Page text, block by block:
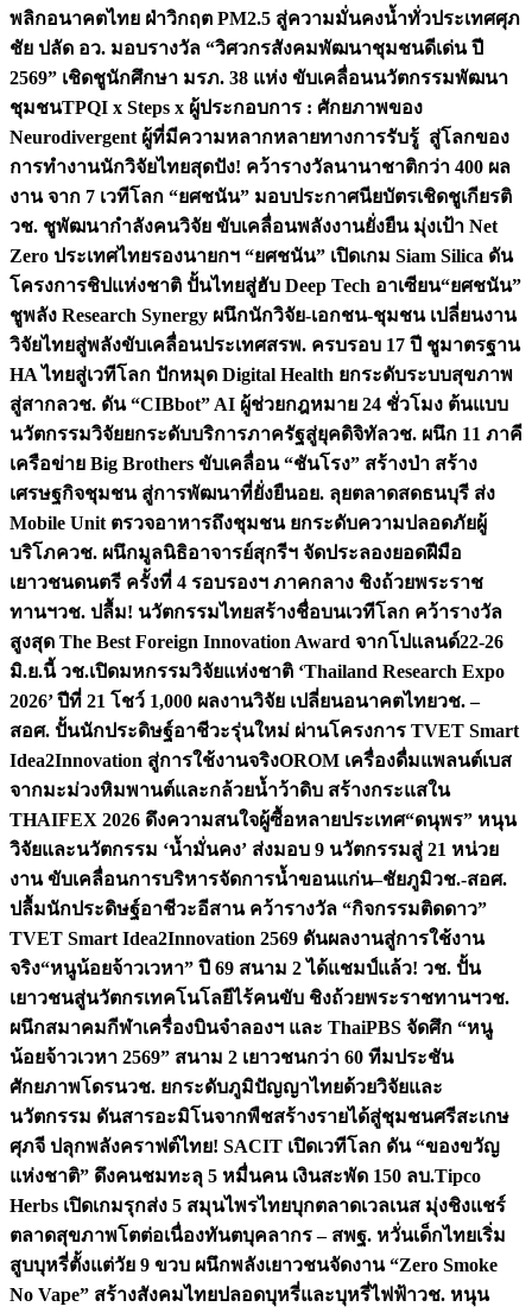
พลิกอนาคตไทย ฝ่าวิกฤต PM2.5 สู่ความมั่นคงน้ำทั่วประเทศศุภ
ชัย ปลัด อว. มอบรางวัล “วิศวกรสังคมพัฒนาชุมชนดีเด่น ปี
2569” เชิดชูนักศึกษา มรภ. 38 แห่ง ขับเคลื่อนนวัตกรรมพัฒนา
ชุมชนTPQI x Steps x ผู้ประกอบการ : ศักยภาพของ
Neurodivergent ผู้ที่มีความหลากหลายทางการรับรู้ สู่โลกของ
การทำงานนักวิจัยไทยสุดปัง! คว้ารางวัลนานาชาติกว่า 400 ผล
งาน จาก 7 เวทีโลก “ยศชนัน” มอบประกาศนียบัตรเชิดชูเกียรติ
วช. ชูพัฒนากำลังคนวิจัย ขับเคลื่อนพลังงานยั่งยืน มุ่งเป้า Net
Zero ประเทศไทยรองนายกฯ “ยศชนัน” เปิดเกม Siam Silica ดัน
โครงการชิปแห่งชาติ ปั้นไทยสู่ฮับ Deep Tech อาเซียน“ยศชนัน”
ชูพลัง Research Synergy ผนึกนักวิจัย-เอกชน-ชุมชน เปลี่ยนงาน
วิจัยไทยสู่พลังขับเคลื่อนประเทศสรพ. ครบรอบ 17 ปี ชูมาตรฐาน
HA ไทยสู่เวทีโลก ปักหมุด Digital Health ยกระดับระบบสุขภาพ
สู่สากลวช. ดัน “CIBbot” AI ผู้ช่วยกฎหมาย 24 ชั่วโมง ต้นแบบ
นวัตกรรมวิจัยยกระดับบริการภาครัฐสู่ยุคดิจิทัลวช. ผนึก 11 ภาคี
เครือข่าย Big Brothers ขับเคลื่อน “ชันโรง” สร้างป่า สร้าง
เศรษฐกิจชุมชน สู่การพัฒนาที่ยั่งยืนอย. ลุยตลาดสดธนบุรี ส่ง
Mobile Unit ตรวจอาหารถึงชุมชน ยกระดับความปลอดภัยผู้
บริโภควช. ผนึกมูลนิธิอาจารย์สุกรีฯ จัดประลองยอดฝีมือ
เยาวชนดนตรี ครั้งที่ 4 รอบรองฯ ภาคกลาง ชิงถ้วยพระราช
ทานฯวช. ปลื้ม! นวัตกรรมไทยสร้างชื่อบนเวทีโลก คว้ารางวัล
สูงสุด The Best Foreign Innovation Award จากโปแลนด์22-26
มิ.ย.นี้ วช.เปิดมหกรรมวิจัยแห่งชาติ ‘Thailand Research Expo
2026’ ปีที่ 21 โชว์ 1,000 ผลงานวิจัย เปลี่ยนอนาคตไทยวช. –
สอศ. ปั้นนักประดิษฐ์อาชีวะรุ่นใหม่ ผ่านโครงการ TVET Smart
Idea2Innovation สู่การใช้งานจริงOROM เครื่องดื่มแพลนต์เบส
จากมะม่วงหิมพานต์และกล้วยน้ำว้าดิบ สร้างกระแสใน
THAIFEX 2026 ดึงความสนใจผู้ซื้อหลายประเทศ“ดนุพร” หนุน
วิจัยและนวัตกรรม ‘น้ำมั่นคง’ ส่งมอบ 9 นวัตกรรมสู่ 21 หน่วย
งาน ขับเคลื่อนการบริหารจัดการน้ำขอนแก่น–ชัยภูมิวช.-สอศ.
ปลื้มนักประดิษฐ์อาชีวะอีสาน คว้ารางวัล “กิจกรรมติดดาว”
TVET Smart Idea2Innovation 2569 ดันผลงานสู่การใช้งาน
จริง“หนูน้อยจ้าวเวหา” ปี 69 สนาม 2 ได้แชมป์แล้ว! วช. ปั้น
เยาวชนสู่นวัตกรเทคโนโลยีไร้คนขับ ชิงถ้วยพระราชทานฯวช.
ผนึกสมาคมกีฬาเครื่องบินจำลองฯ และ ThaiPBS จัดศึก “หนู
น้อยจ้าวเวหา 2569” สนาม 2 เยาวชนกว่า 60 ทีมประชัน
ศักยภาพโดรนวช. ยกระดับภูมิปัญญาไทยด้วยวิจัยและ
นวัตกรรม ดันสารอะมิโนจากพืชสร้างรายได้สู่ชุมชนศรีสะเกษ
ศุภจี ปลุกพลังคราฟต์ไทย! SACIT เปิดเวทีโลก ดัน “ของขวัญ
แห่งชาติ” ดึงคนชมทะลุ 5 หมื่นคน เงินสะพัด 150 ลบ.Tipco
Herbs เปิดเกมรุกส่ง 5 สมุนไพรไทยบุกตลาดเวลเนส มุ่งชิงแชร์
ตลาดสุขภาพโตต่อเนื่องทันตบุคลากร – สพฐ. หวั่นเด็กไทยเริ่ม
สูบบุหรี่ตั้งแต่วัย 9 ขวบ ผนึกพลังเยาวชนจัดงาน “Zero Smoke
No Vape” สร้างสังคมไทยปลอดบุหรี่และบุหรี่ไฟฟ้าวช. หนุน